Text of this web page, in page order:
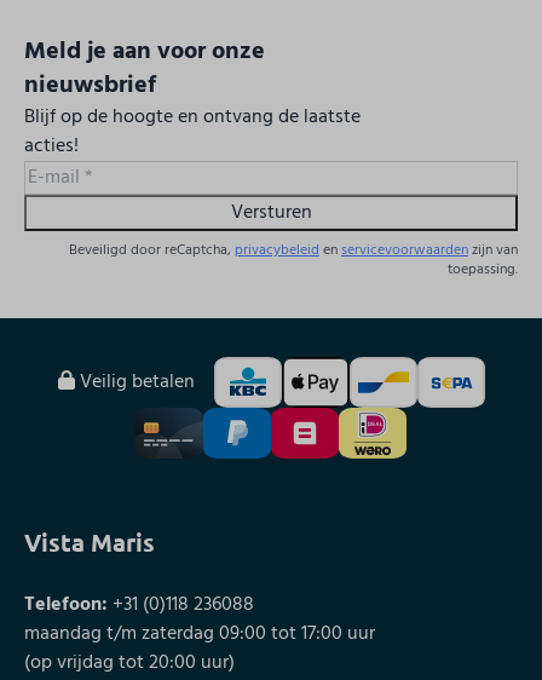
Meld je aan voor onze
nieuwsbrief
Blijf op de hoogte en ontvang de laatste
acties!
Versturen
Beveiligd door reCaptcha, privacybeleidenservicevoorwaardenzijn van
toepassing.
Veilig betalen
Vista Maris
Telefoon: +31 (0)118 236088
maandag t/m zaterdag 09:00 tot 17:00 uur
(op vrijdag tot 20:00 uur)